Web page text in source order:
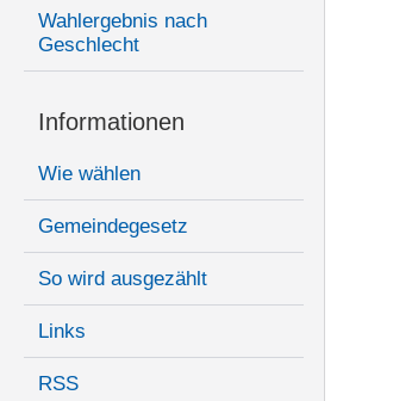
Wahlergebnis nach
Geschlecht
Informationen
Wie wählen
Gemeindegesetz
So wird ausgezählt
Links
RSS